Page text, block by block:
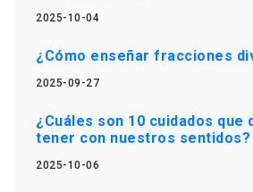
2025-10-04
¿Cómo enseñar fracciones
2025-09-27
¿Cuáles son 10 cuidados que
tener con nuestros sentidos?
2025-10-06